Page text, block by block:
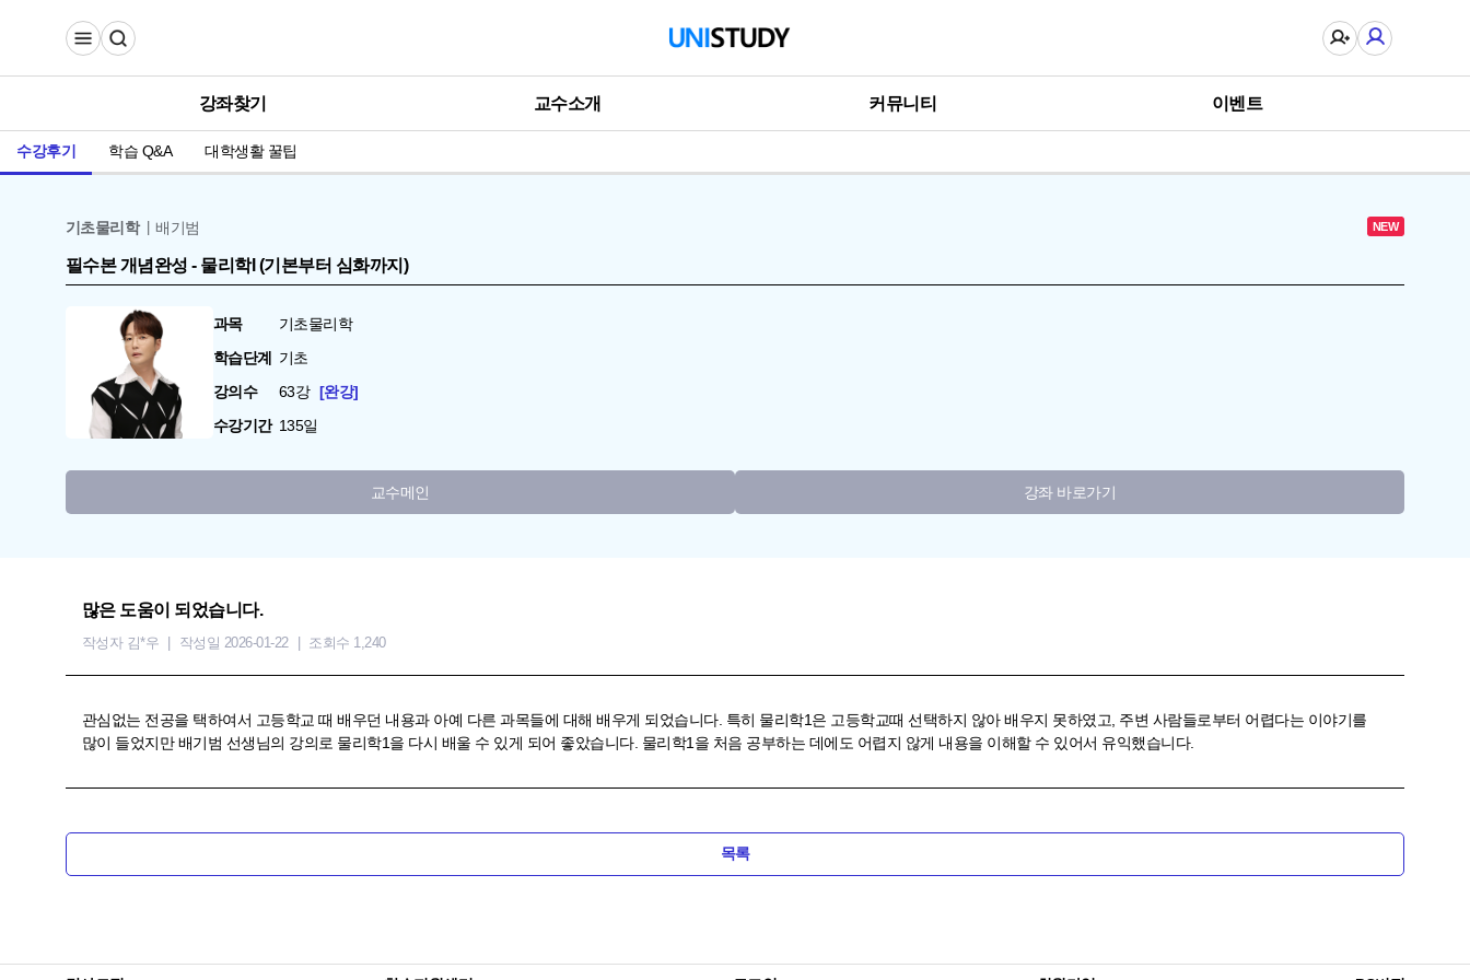
강좌찾기 교수소개 커뮤니티 이벤트
수강후기 학습 Q&A 대학생활 꿀팁
기초물리학 배기범 NEW
필수본 개념완성 - 물리학l (기본부터 심화까지)
과목
기초물리학
학습단계
기초
강의수
63강
완강
수강기간 135일
교수메인 강좌 바로가기
많은 도움이 되었습니다.
작성자 김*우 작성일 2026-01-22 조회수 1,240
관심없는 전공을 택하여서 고등학교 때 배우던 내용과 아예 다른 과목들에 대해 배우게 되었습니다. 특히 물리학1은 고등학교때 선택하지 않아 배우지 못하였고, 주변 사람들로부터 어렵다는 이야기를
많이 들었지만 배기범 선생님의 강의로 물리학1을 다시 배울 수 있게 되어 좋았습니다. 물리학1을 처음 공부하는 데에도 어렵지 않게 내용을 이해할 수 있어서 유익했습니다.
목록